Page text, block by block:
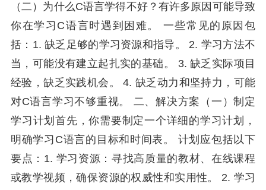
（二）为什么C语言学得不好？有许多原因可能导致
你在学习C语言时遇到困难。 一些常见的原因包
括：1. 缺乏足够的学习资源和指导。 2. 学习方法不
当，可能没有建立起扎实的基础。 3. 缺乏实际项目
经验，缺乏实践机会。 4. 缺乏动力和坚持力，可能
对C语言学习不够重视。 二、解决方案（一）制定
学习计划首先，你需要制定一个详细的学习计划，
明确学习C语言的目标和时间表。 计划应包括以下
要点：1. 学习资源：寻找高质量的教材、在线课程
或教学视频，确保资源的权威性和实用性。 2. 学习